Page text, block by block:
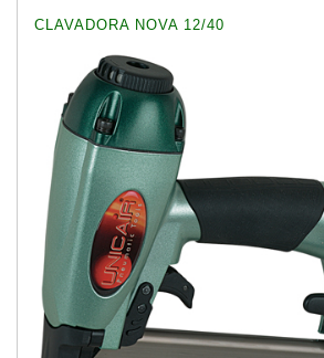
CLAVADORA NOVA 12/40